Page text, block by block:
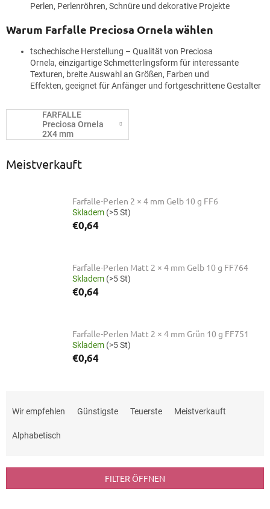
Perlen, Perlenröhren, Schnüre und dekorative Projekte
Warum Farfalle Preciosa Ornela wählen
tschechische Herstellung – Qualität von Preciosa
Ornela, einzigartige Schmetterlingsform für interessante
Texturen, breite Auswahl an Größen, Farben und
Effekten, geeignet für Anfänger und fortgeschrittene Gestalter
FARFALLE
Preciosa Ornela
2X4 mm
Meistverkauft
Farfalle-Perlen 2 × 4 mm Gelb 10 g FF6
Skladem (>5 St)
€0,64
Farfalle-Perlen Matt 2 × 4 mm Gelb 10 g FF764
Skladem (>5 St)
€0,64
Farfalle-Perlen Matt 2 × 4 mm Grün 10 g FF751
Skladem (>5 St)
€0,64
d
s
Wir empfehlen Günstigste Teuerste Meistverkauft
Alphabetisch
FILTER ÖFFNEN